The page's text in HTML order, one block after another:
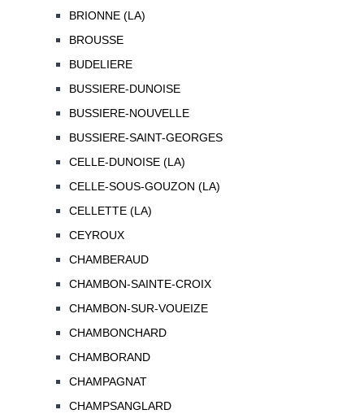
BRIONNE (LA)
BROUSSE
BUDELIERE
BUSSIERE-DUNOISE
BUSSIERE-NOUVELLE
BUSSIERE-SAINT-GEORGES
CELLE-DUNOISE (LA)
CELLE-SOUS-GOUZON (LA)
CELLETTE (LA)
CEYROUX
CHAMBERAUD
CHAMBON-SAINTE-CROIX
CHAMBON-SUR-VOUEIZE
CHAMBONCHARD
CHAMBORAND
CHAMPAGNAT
CHAMPSANGLARD